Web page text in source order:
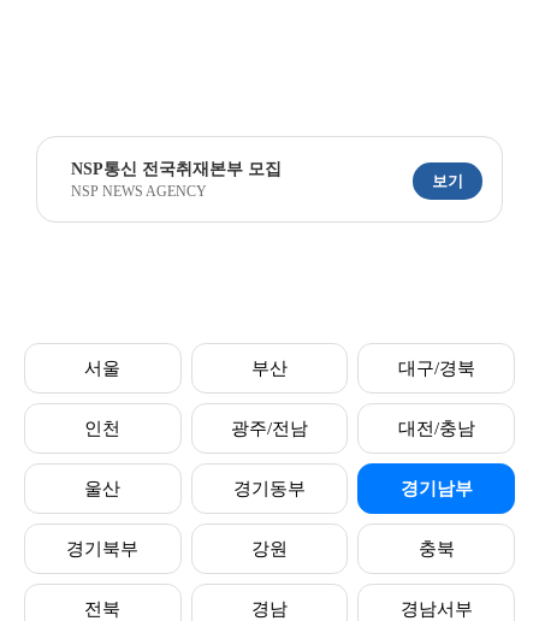
NSP통신 전국취재본부 모집
NSP NEWS AGENCY
보기
서울 부산 대구/경북
인천 광주/전남 대전/충남
울산 경기동부 경기남부
경기북부 강원 충북
전북 경남 경남서부